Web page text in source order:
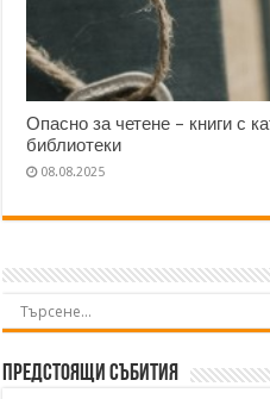
Опасно за четене – книги с
библиотеки
08.08.2025
Предстоящи събития